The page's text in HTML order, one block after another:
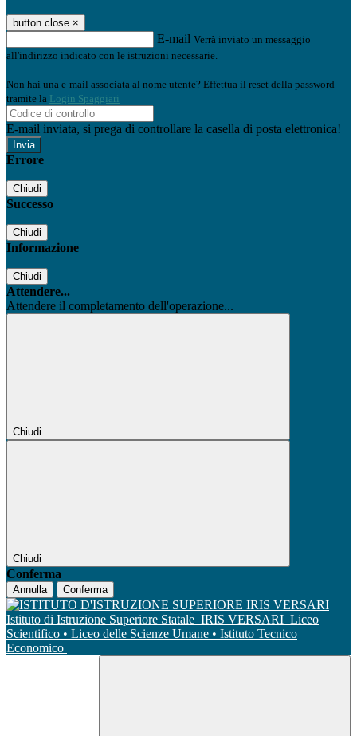
button close ×
E-mail Verrà inviato un messaggio
all'indirizzo indicato con le istruzioni necessarie.
Non hai una e-mail associata al nome utente? Effettua il reset della password
tramite la Login Spaggiari
E-mail inviata, si prega di controllare la casella di posta elettronica!
Errore
Chiudi
Successo
Chiudi
Informazione
Chiudi
Attendere...
Attendere il completamento dell'operazione...
Chiudi
Chiudi
Conferma
Annulla Conferma
Istituto di Istruzione Superiore Statale IRIS VERSARI Liceo
Scientifico • Liceo delle Scienze Umane • Istituto Tecnico
Economico